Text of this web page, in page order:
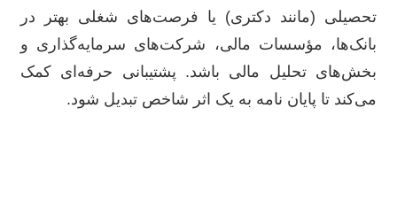
تحصیلی (مانند دکتری) یا فرصت‌های شغلی بهتر در
بانک‌ها، مؤسسات مالی، شرکت‌های سرمایه‌گذاری و
بخش‌های تحلیل مالی باشد. پشتیبانی حرفه‌ای کمک
می‌کند تا پایان نامه به یک اثر شاخص تبدیل شود.